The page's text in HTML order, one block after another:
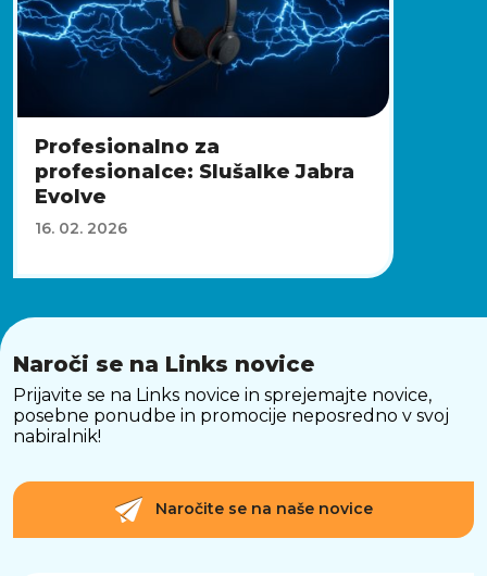
Profesionalno za
profesionalce: Slušalke Jabra
Evolve
16. 02. 2026
Naroči se na Links novice
Prijavite se na Links novice in sprejemajte novice,
posebne ponudbe in promocije neposredno v svoj
nabiralnik!
Naročite se na naše novice